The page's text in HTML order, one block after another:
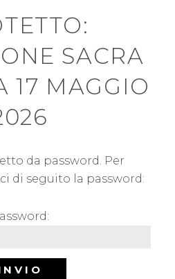
SACRA
17 MAGGIO
da password. Per
di seguito la password: